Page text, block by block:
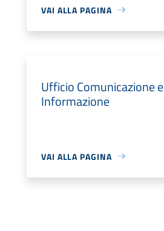
VAI ALLA PAGINA
Ufficio Comunicazione e
Informazione
VAI ALLA PAGINA